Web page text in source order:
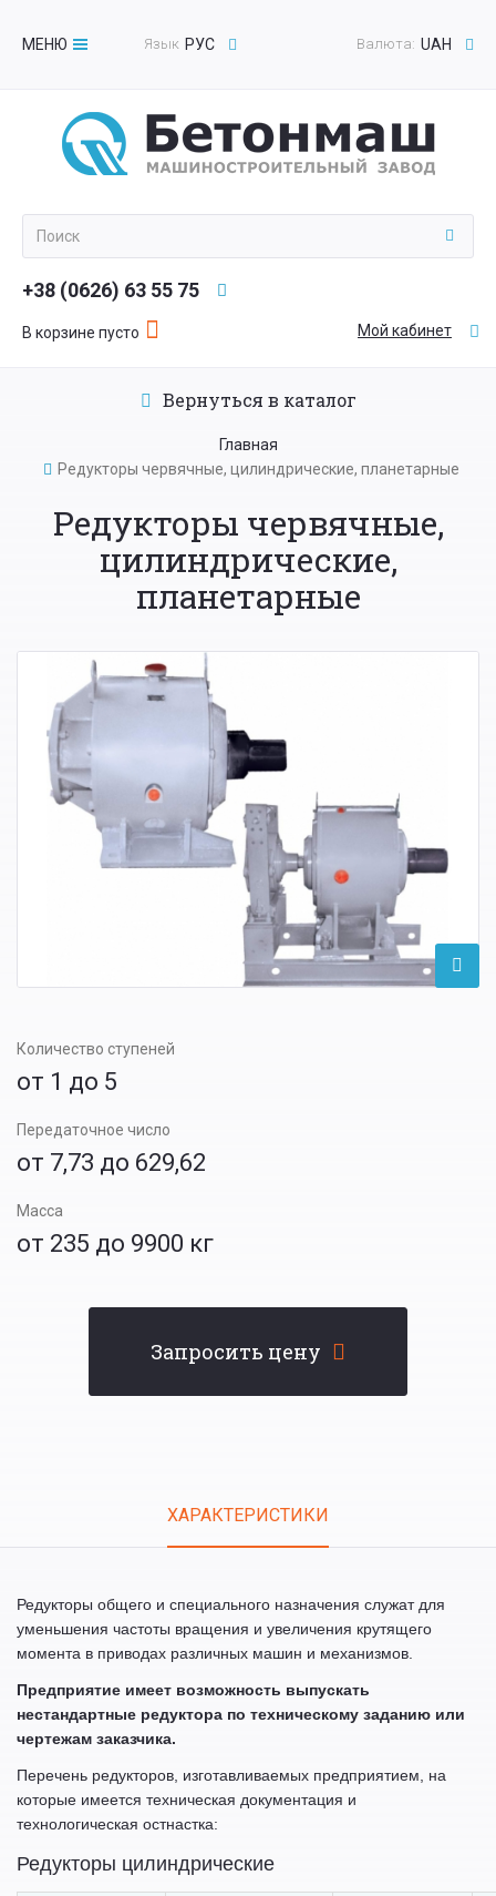
МЕНЮ
Toggle
Валюта: UAH
Язык РУС
+38 (0626) 63 55 75
В корзине пусто Мой кабинет
Вернуться в каталог
Главная
Редукторы червячные, цилиндрические, планетарные
Редукторы червячные,
цилиндрические,
планетарные
Количество ступеней
от 1 до 5
Передаточное число
от 7,73 до 629,62
Масса
от 235 до 9900 кг
Запросить цену
ХАРАКТЕРИСТИКИ
Редукторы общего и специального назначения служат для
уменьшения частоты вращения и увеличения крутящего
момента в приводах различных машин и механизмов.
Предприятие имеет возможность выпускать
нестандартные редуктора по техническому заданию или
чертежам заказчика.
Перечень редукторов, изготавливаемых предприятием, на
которые имеется техническая документация и
технологическая остнастка:
Редукторы цилиндрические